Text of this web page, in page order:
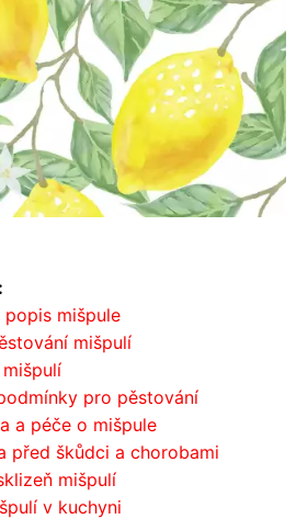
popis mišpule
mišpulí
pro pěstování
a péče o mišpule
před škůdci a chorobami
mišpulí
v kuchyni